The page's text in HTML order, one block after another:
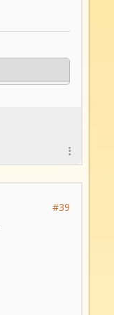
#39